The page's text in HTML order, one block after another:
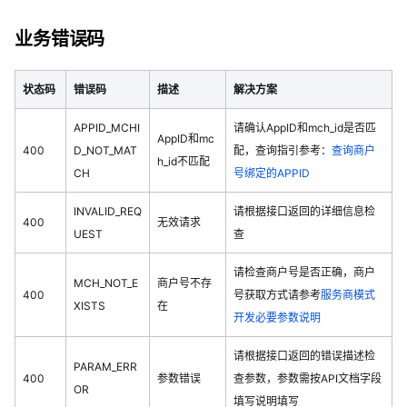
业务错误码
状态码 错误码 描述 解决方案
400
APPID_MCHI
D_NOT_MAT
CH
AppID和mc
h_id不匹配
请确认AppID和mch_id是否匹
配，查询指引参考： 查询商户
号绑定的APPID
400
INVALID_REQ
UEST
无效请求
请根据接口返回的详细信息检
查
400
MCH_NOT_E
XISTS
商户号不存
在
请检查商户号是否正确，商户
号获取方式请参考服务商模式
开发必要参数说明
400
PARAM_ERR
OR
参数错误
请根据接口返回的错误描述检
查参数，参数需按API文档字段
填写说明填写